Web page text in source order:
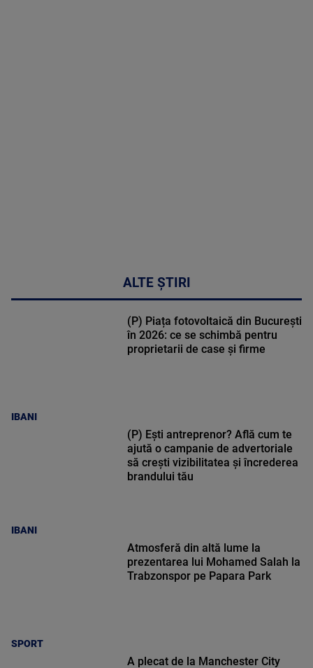
ALTE ȘTIRI
IBANI
(P) Piața fotovoltaică din București
în 2026: ce se schimbă pentru
proprietarii de case și firme
IBANI
(P) Ești antreprenor? Află cum te
ajută o campanie de advertoriale
să crești vizibilitatea și încrederea
brandului tău
SPORT
Atmosferă din altă lume la
prezentarea lui Mohamed Salah la
Trabzonspor pe Papara Park
A plecat de la Manchester City